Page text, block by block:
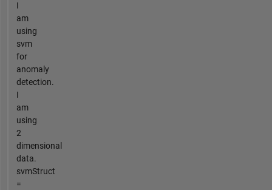
I
am
using
svm
for
anomaly
detection.
I
am
using
2
dimensional
data.
svmStruct
=